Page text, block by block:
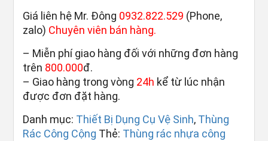
Giá liên hệ Mr. Đông 0932.822.529 (Phone,
zalo) Chuyên viên bán hàng.
– Miễn phí giao hàng đối với những đơn hàng
trên 800.000đ.
– Giao hàng trong vòng 24h kể từ lúc nhận
được đơn đặt hàng.
Danh mục: Thiết Bị Dụng Cụ Vệ Sinh, Thùng
Rác Công Cộng Thẻ: Thùng rác nhựa công